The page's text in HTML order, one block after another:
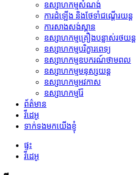
ឧស្សាហកម្មសំណង់
ការដំឡើង និងថែទាំជណ្តើរយន្ត
ការសាងសង់ស្ពាន
ឧស្សាហកម្មគ្រឿងបន្លាស់រថយន្ត
ឧស្សាហកម្មបរិក្ខារពេទ្យ
ឧស្សាហកម្មឧបករណ៍ថាមពល
ឧស្សាហកម្មមនុស្សយន្ត
ឧស្សាហកម្មអវកាស
ឧស្សាហកម្មរ៉ែ
ព័ត៌មាន
វីដេអូ
ទាក់ទងមកយើងខ្ញុំ
ផ្ទះ
វីដេអូ